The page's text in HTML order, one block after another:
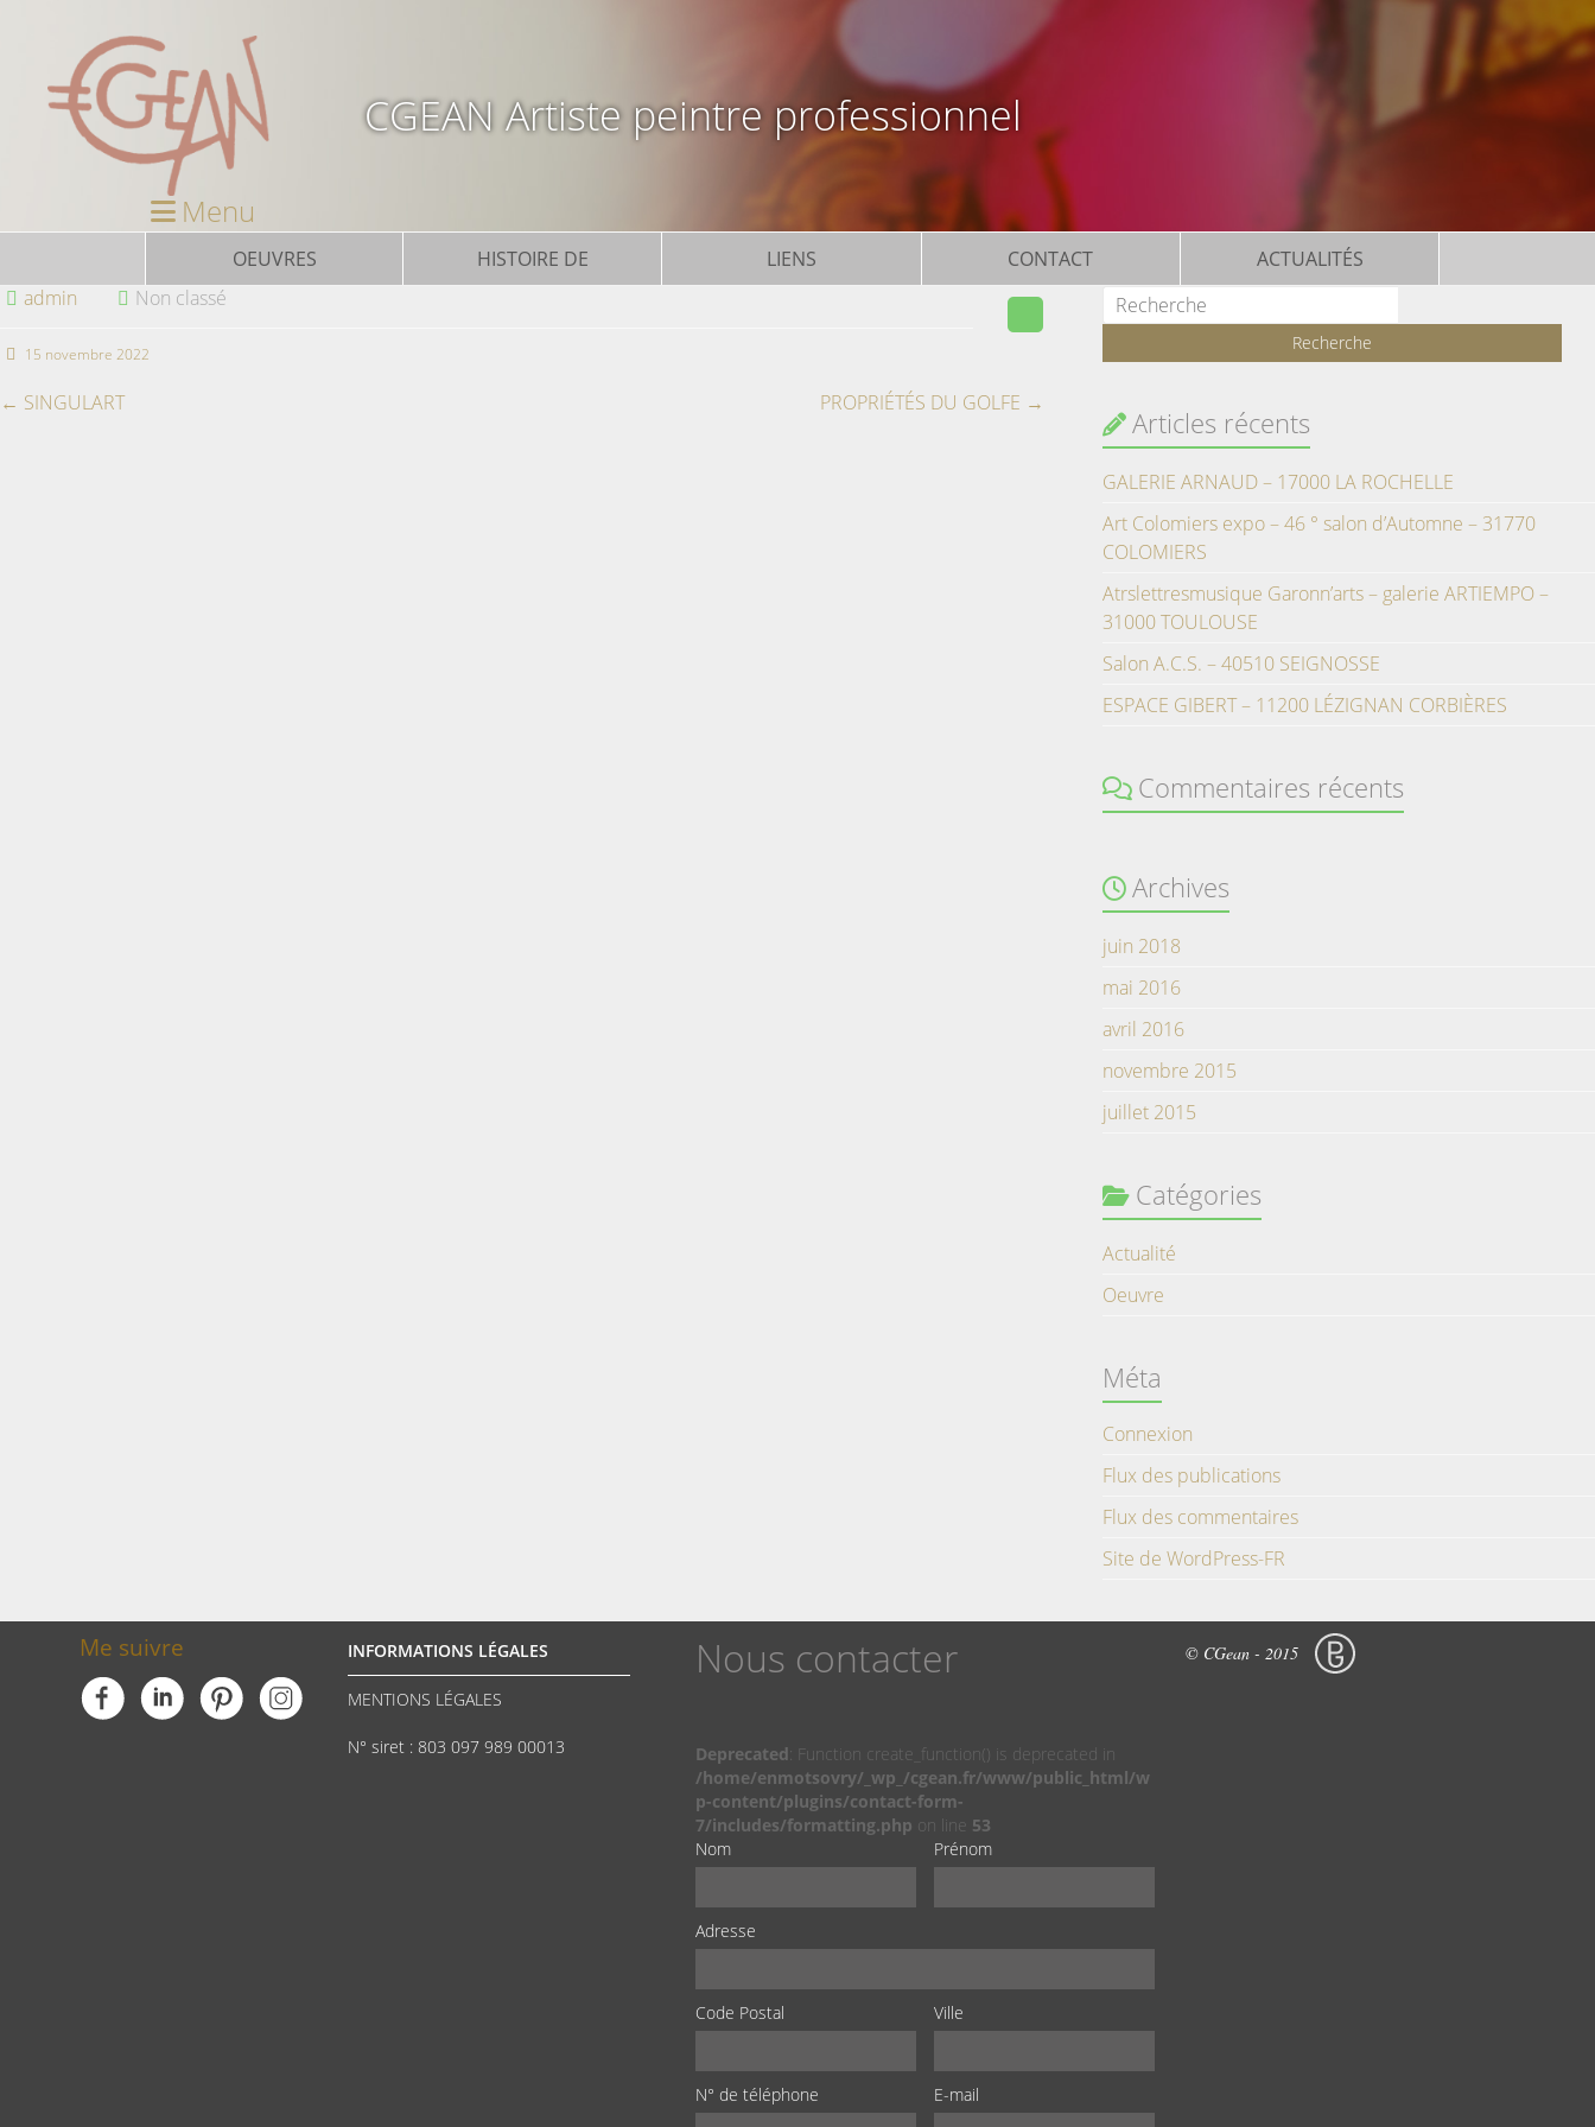
CGEAN Artiste peintre professionnel
Menu
OEUVRES HISTOIRE DE LIENS CONTACT
ACTUALITÉS
admin
Non classé
15 novembre 2022
← SINGULART PROPRIÉTÉS DU GOLFE →
Articles récents
GALERIE ARNAUD – 17000 LA ROCHELLE
Art Colomiers expo – 46 ° salon d’Automne – 31770
COLOMIERS
Atrslettresmusique Garonn’arts – galerie ARTIEMPO –
31000 TOULOUSE
Salon A.C.S. – 40510 SEIGNOSSE
ESPACE GIBERT – 11200 LÉZIGNAN CORBIÈRES
Commentaires récents
Archives
juin 2018
mai 2016
avril 2016
novembre 2015
juillet 2015
Catégories
Actualité
Oeuvre
Méta
Connexion
Flux des publications
Flux des commentaires
Site de WordPress-FR
Me suivre INFORMATIONS LÉGALES
MENTIONS LÉGALES
N° siret : 803 097 989 00013
Nous contacter
Deprecated: Function create_function() is deprecated in
/home/enmotsovry/_wp_/cgean.fr/www/public_html/w
p-content/plugins/contact-form-
7/includes/formatting.php on line 53
Nom
Prénom
Adresse
Code Postal Ville
N° de téléphone E-mail
© CGean - 2015